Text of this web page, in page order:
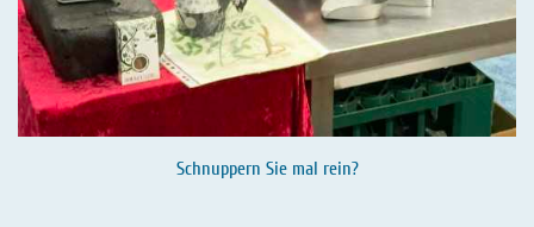
Schnuppern Sie mal rein?